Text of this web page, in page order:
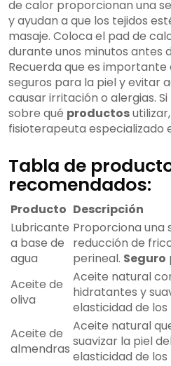
de calor proporcionan una
y ayudan a que los tejidos
masaje. Coloca el pad de
durante unos minutos antes
Recuerda que es importante
seguros para la piel y evitar
causar irritación o alergias.
sobre qué productos
fisioterapeuta especializado
Tabla de
recomendados:
Producto Descripción
Lubricante
a base de
agua
Proporciona una
reducción de
perineal. Seguro
Aceite de
oliva
Aceite natural
hidratantes y
elasticidad de
Aceite de
almendras
Aceite natural
suavizar la piel
elasticidad de los